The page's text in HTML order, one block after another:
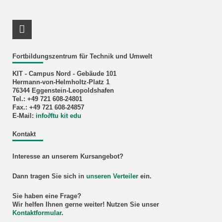
Fortbildungszentrum für Technik und Umwelt
KIT - Campus Nord - Gebäude 101
Hermann-von-Helmholtz-Platz 1
76344 Eggenstein-Leopoldshafen
Tel.: +49 721 608-24801
Fax.: +49 721 608-24857
E-Mail: info∂ftu kit edu
Kontakt
Interesse an unserem Kursangebot?
Dann tragen Sie sich in unseren Verteiler ein.
Sie haben eine Frage?
Wir helfen Ihnen gerne weiter! Nutzen Sie unser
Kontaktformular.
LinkedIn Profil